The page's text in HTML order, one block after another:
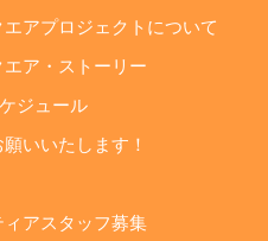
アプロジェクトについて
ア・ストーリー
ジュール
いいたします！
アスタッフ募集